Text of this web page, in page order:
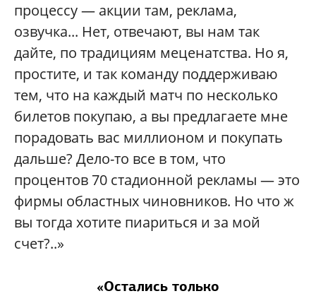
процессу — акции там, реклама,
озвучка... Нет, отвечают, вы нам так
дайте, по традициям меценатства. Но я,
простите, и так команду поддерживаю
тем, что на каждый матч по несколько
билетов покупаю, а вы предлагаете мне
порадовать вас миллионом и покупать
дальше? Дело-то все в том, что
процентов 70 стадионной рекламы — это
фирмы областных чиновников. Но что ж
вы тогда хотите пиариться и за мой
счет?..»
«Остались только